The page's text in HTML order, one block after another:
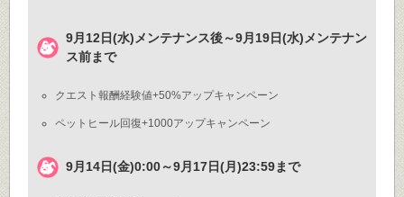
9月12日(水)メンテナンス後～9月19日(水)メンテナン
ス前まで
クエスト報酬経験値+50%アップキャンペーン
ペットヒール回復+1000アップキャンペーン
9月14日(金)0:00～9月17日(月)23:59まで